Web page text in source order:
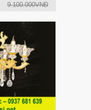
9.100.000VNĐ